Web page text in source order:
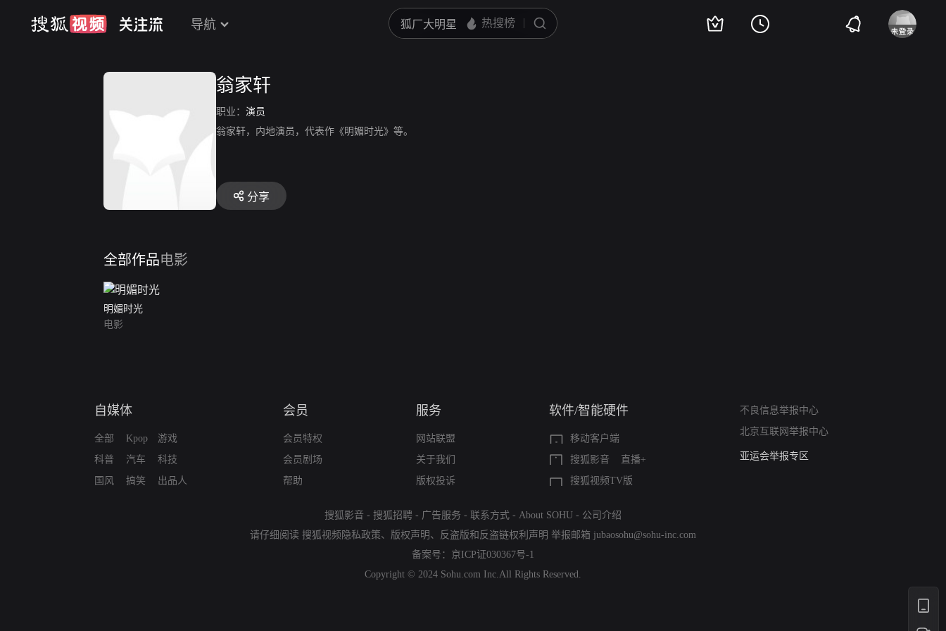
导航
翁家轩
职业： 演员
翁家轩，内地演员，代表作《明媚时光》等。
分享
全部作品电影
明媚时光
电影
自媒体
全部
科普
国风
Kpop
汽车
搞笑
游戏
科技
出品人
会员
会员特权
会员剧场
帮助
服务
网站联盟
关于我们
版权投诉
软件/智能硬件
移动客户端
搜狐影音
直播+
搜狐视频TV版
不良信息举报中心
北京互联网举报中心
算法推荐专项举报
亚运会举报专区
搜狐影音 - 搜狐招聘 - 广告服务 - 联系方式 - About SOHU - 公司介绍
请仔细阅读 搜狐视频隐私政策、 版权声明 、 反盗版和反盗链权利声明 举报邮箱 jubaosohu@sohu-inc.com
备案号： 京ICP证030367号-1
Copyright © 2024 Sohu.com Inc.All Rights Reserved.